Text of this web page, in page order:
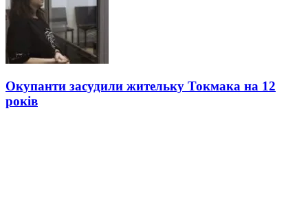
Окупанти засудили жительку Токмака на 12
років